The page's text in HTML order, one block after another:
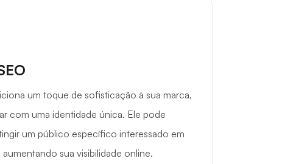
um toque de sofisticação à sua marca,
com uma identidade única. Ele pode
um público específico interessado em
sua visibilidade online.